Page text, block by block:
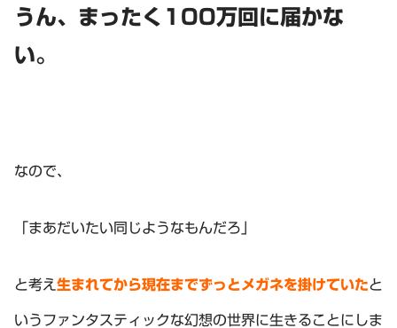
うん、まったく100万回に届かな
い。
なので、
「まあだいたい同じようなもんだろ」
と考え 生まれてから現在までずっとメガネを掛けていたと
いうファンタスティックな幻想の世界に生きることにしま